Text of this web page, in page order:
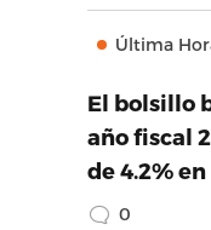
Última
El bolsillo
año fiscal
de 4.2%
0